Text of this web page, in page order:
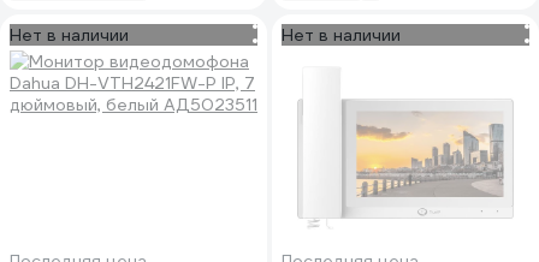
Нет в наличии Нет в наличии